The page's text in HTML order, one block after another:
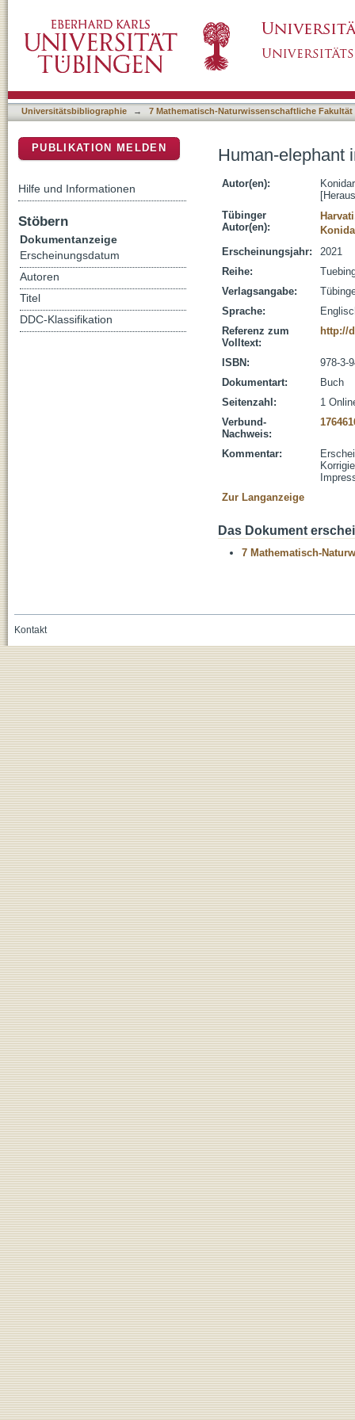
Universitätsbibliographie → 7 Mathematisch-Naturwissenschaftliche Fakultät
Human-elephant
Autor(en):
Tübinger
Autor(en):
Erscheinungsjahr:
2021
Reihe:
Verlagsangabe:
Sprache:
Referenz zum
Volltext:
http://
ISBN:
978-3-
Dokumentart:
Buch
Seitenzahl:
1
Verbund-
Nachweis:
Kommentar:
Zur Langanzeige
Das Dokument
7 Mathematisch-
PUBLIKATION MELDEN
Hilfe und Informationen
Stöbern
Dokumentanzeige
Erscheinungsdatum
Autoren
Titel
DDC-Klassifikation
Kontakt